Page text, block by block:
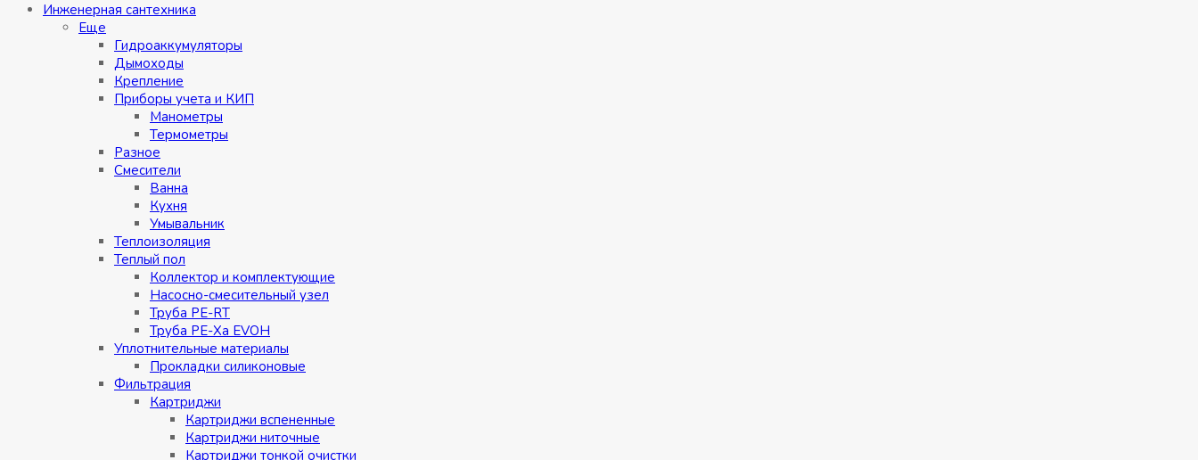
Инженерная сантехника
Eще
Гидроаккумуляторы
Дымоходы
Крепление
Приборы учета и КИП
Манометры
Термометры
Разное
Смесители
Ванна
Кухня
Умывальник
Теплоизоляция
Теплый пол
Коллектор и комплектующие
Насосно-смесительный узел
Труба PE-RT
Труба PE-Xa EVOH
Уплотнительные материалы
Прокладки силиконовые
Фильтрация
Картриджи
Картриджи вспененные
Картриджи ниточные
Картриджи тонкой очистки